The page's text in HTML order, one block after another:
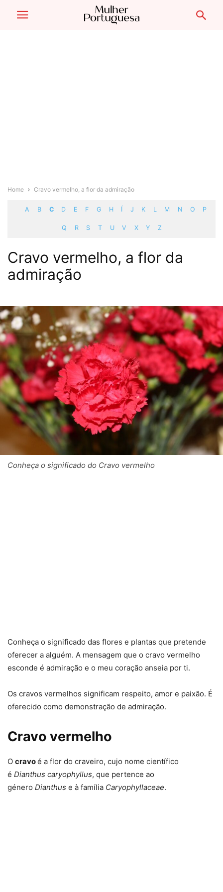
Home Cravo vermelho, a flor da admiração
A B C D E F G H Í J K L M N O P
Q R S T U V X Y Z
Cravo vermelho, a flor da
admiração
Conheça o significado do Cravo vermelho
Conheça o significado das flores e plantas que pretende
oferecer a alguém. A mensagem que o cravo vermelho
esconde é admiração e o meu coração anseia por ti.
Os cravos vermelhos significam respeito, amor e paixão. É
oferecido como demonstração de admiração.
Cravo vermelho
O cravoé a flor do craveiro, cujo nome científico
é Dianthus caryophyllus, que pertence ao
género Dianthus e à família Caryophyllaceae.